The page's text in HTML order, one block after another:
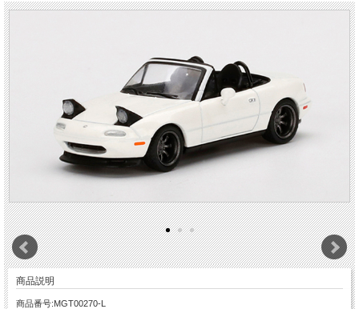
A
N
商品説明
商品番号:MGT00270-L